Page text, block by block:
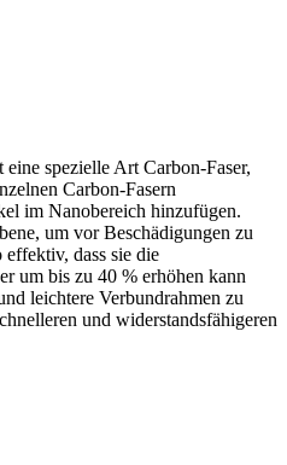
spezielle Art Carbon-Faser,
Carbon-Fasern
im Nanobereich hinzufügen.
um vor Beschädigungen zu
dass sie die
um bis zu 40 % erhöhen kann
leichtere Verbundrahmen zu
und widerstandsfähigeren